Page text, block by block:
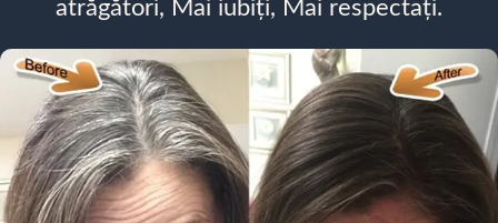
atrăgători, Mai iubiți, Mai respectați.